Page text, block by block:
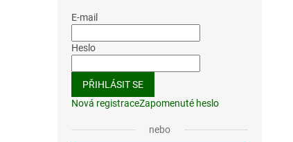
E-mail
Heslo
PŘIHLÁSIT SE
Nová registraceZapomenuté heslo
nebo